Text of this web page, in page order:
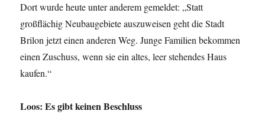
Dort wurde heute unter anderem gemeldet: „Statt
großflächig Neubaugebiete auszuweisen geht die Stadt
Brilon jetzt einen anderen Weg. Junge Familien bekommen
einen Zuschuss, wenn sie ein altes, leer stehendes Haus
kaufen.“
Loos: Es gibt keinen Beschluss